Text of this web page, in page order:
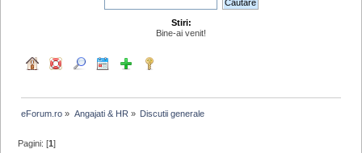
Stiri:
Bine-ai venit!
eForum.ro » Angajati & HR » Discutii generale
Pagini: [1]